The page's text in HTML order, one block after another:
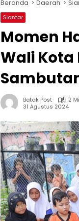
Beranda Daerah
Siantar
Momen
Wali
Batak Post
2
31 Agustus 2024